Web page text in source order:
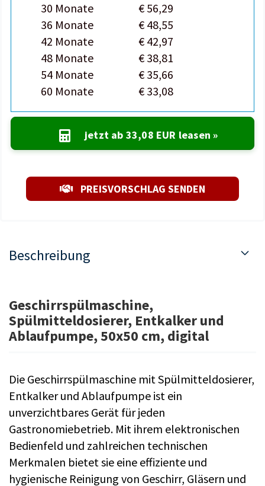
30 Monate
€ 56,29
36 Monate
€ 48,55
42 Monate
€ 42,97
48 Monate
€ 38,81
54 Monate
€ 35,66
60 Monate
€ 33,08
jetzt ab 33,08 EUR leasen »
PREISVORSCHLAG SENDEN
Beschreibung
Geschirrspülmaschine,
Spülmitteldosierer, Entkalker und
Ablaufpumpe, 50x50 cm, digital
Die Geschirrspülmaschine mit Spülmitteldosierer,
Entkalker und Ablaufpumpe ist ein
unverzichtbares Gerät für jeden
Gastronomiebetrieb. Mit ihrem elektronischen
Bedienfeld und zahlreichen technischen
Merkmalen bietet sie eine effiziente und
hygienische Reinigung von Geschirr, Gläsern und